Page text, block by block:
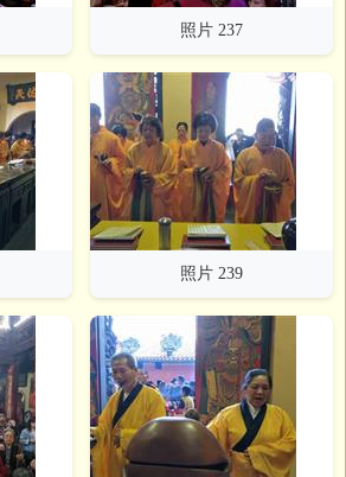
照片 237
照片 239